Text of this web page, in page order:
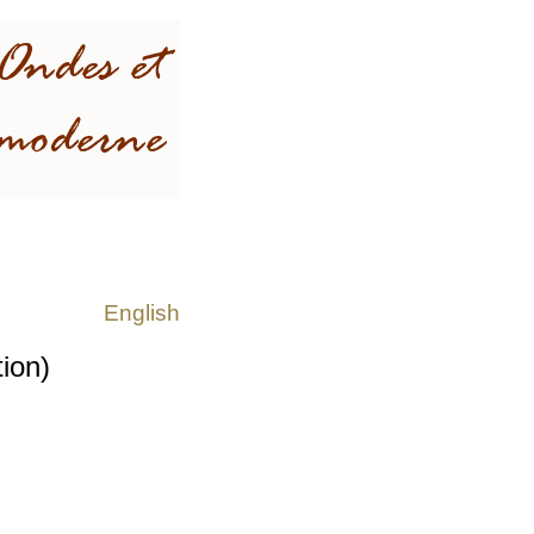
English